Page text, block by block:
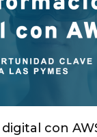
con